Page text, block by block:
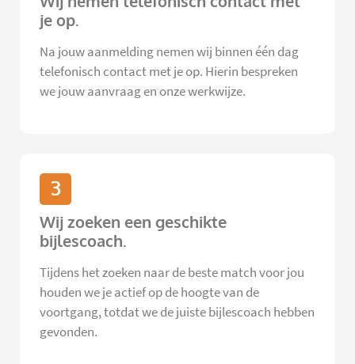
je op.
Na jouw aanmelding nemen wij binnen één dag
telefonisch contact met je op. Hierin bespreken
we jouw aanvraag en onze werkwijze.
3
Wij zoeken een geschikte
bijlescoach.
Tijdens het zoeken naar de beste match voor jou
houden we je actief op de hoogte van de
voortgang, totdat we de juiste bijlescoach hebben
gevonden.